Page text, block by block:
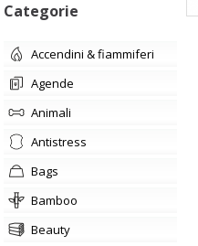
Categorie
accendini & fiammiferi
agende
animali
Antistress
bags
Bamboo
beauty